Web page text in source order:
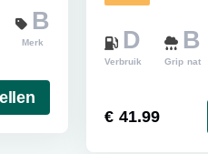
B
Merk D
Verbruik
B
Grip nat
€ 41.99